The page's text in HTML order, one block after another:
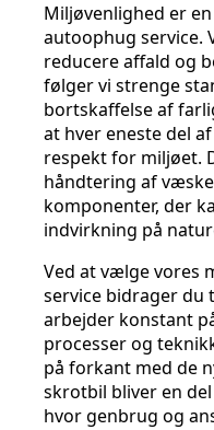
Miljøvenlighed er
autoophug service.
reducere affald og
følger vi strenge
bortskaffelse af
at hver eneste del
respekt for miljøet.
håndtering af
komponenter, der
indvirkning på
Ved at vælge vores
service bidrager du
arbejder konstant
processer og
på forkant med de
skrotbil bliver en
hvor genbrug og